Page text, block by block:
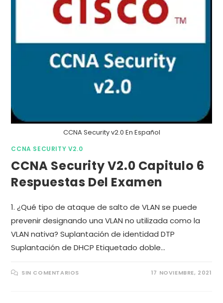
CCNA Security v2.0 En Español
CCNA SECURITY V2.0
CCNA Security V2.0 Capitulo 6
Respuestas Del Examen
1. ¿Qué tipo de ataque de salto de VLAN se puede
prevenir designando una VLAN no utilizada como la
VLAN nativa? Suplantación de identidad DTP
Suplantación de DHCP Etiquetado doble…
SIN COMENTARIOS 17 NOVIEMBRE, 2021